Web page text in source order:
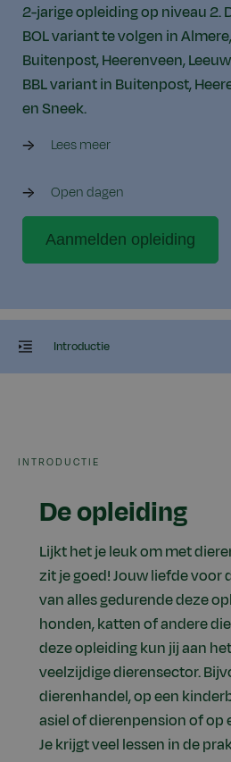
2-jarige opleiding op niveau 2.
BOL variant te volgen in
Buitenpost, Heerenveen,
BBL variant in Buitenpost,
en Sneek.
Lees meer
Open dagen
Aanmelden opleiding
Introductie
INTRODUCTIE
De opleiding
Lijkt het je leuk om met
zit je goed! Jouw liefde voor
van alles gedurende deze
honden, katten of andere
deze opleiding kun jij aan
veelzijdige dierensector.
dierenhandel, op een
asiel of dierenpension of op
Je krijgt veel lessen in de